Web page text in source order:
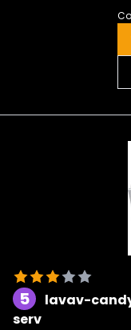
5
lavav-
serv